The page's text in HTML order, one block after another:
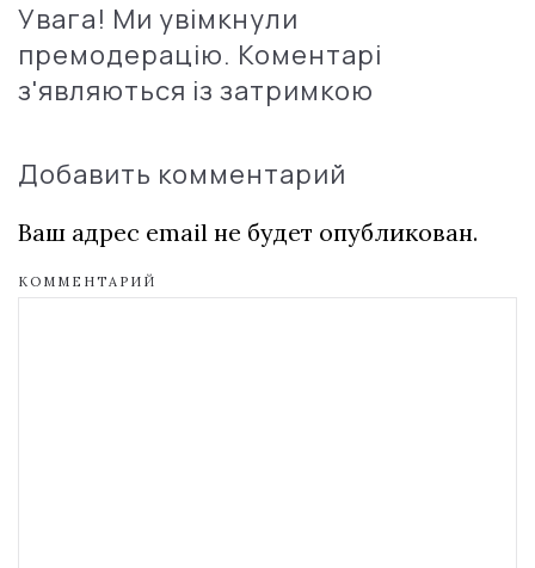
Увага! Ми увімкнули
премодерацію. Коментарі
з'являються із затримкою
Добавить комментарий
Ваш адрес email не будет опубликован.
КОММЕНТАРИЙ